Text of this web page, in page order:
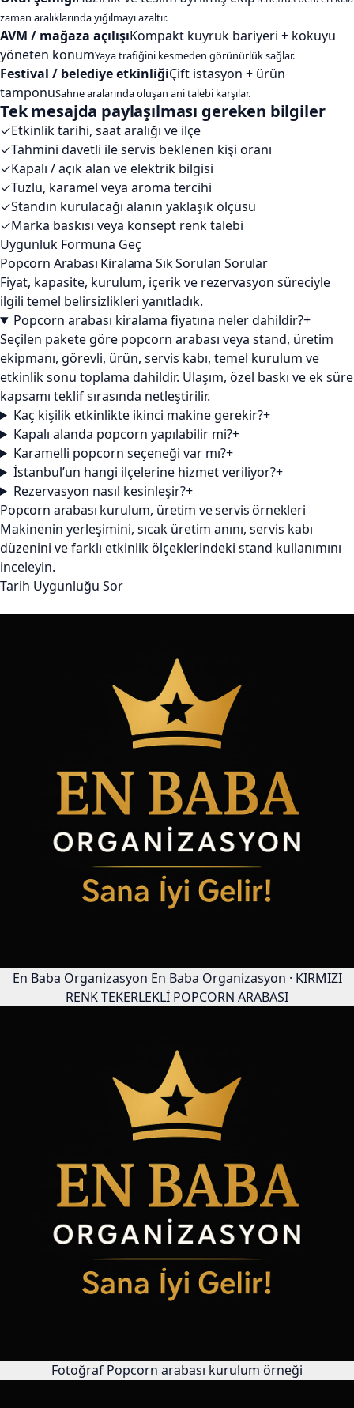
zaman aralıklarında yığılmayı azaltır.
AVM / mağaza açılışıKompakt kuyruk bariyeri + kokuyu
yöneten konumYaya trafiğini kesmeden görünürlük sağlar.
Festival / belediye etkinliğiÇift istasyon + ürün
tamponuSahne aralarında oluşan ani talebi karşılar.
Tek mesajda paylaşılması gereken bilgiler
✓Etkinlik tarihi, saat aralığı ve ilçe
✓Tahmini davetli ile servis beklenen kişi oranı
✓Kapalı / açık alan ve elektrik bilgisi
✓Tuzlu, karamel veya aroma tercihi
✓Standın kurulacağı alanın yaklaşık ölçüsü
✓Marka baskısı veya konsept renk talebi
Uygunluk Formuna Geç
Popcorn Arabası Kiralama Sık Sorulan Sorular
Fiyat, kapasite, kurulum, içerik ve rezervasyon süreciyle
ilgili temel belirsizlikleri yanıtladık.
Popcorn arabası kiralama fiyatına neler dahildir?+
Seçilen pakete göre popcorn arabası veya stand, üretim
ekipmanı, görevli, ürün, servis kabı, temel kurulum ve
etkinlik sonu toplama dahildir. Ulaşım, özel baskı ve ek süre
kapsamı teklif sırasında netleştirilir.
Kaç kişilik etkinlikte ikinci makine gerekir?+
Kapalı alanda popcorn yapılabilir mi?+
Karamelli popcorn seçeneği var mı?+
İstanbul’un hangi ilçelerine hizmet veriliyor?+
Rezervasyon nasıl kesinleşir?+
Popcorn arabası kurulum, üretim ve servis örnekleri
Makinenin yerleşimini, sıcak üretim anını, servis kabı
düzenini ve farklı etkinlik ölçeklerindeki stand kullanımını
inceleyin.
Tarih Uygunluğu Sor
En Baba Organizasyon En Baba Organizasyon · KIRMIZI
RENK TEKERLEKLİ POPCORN ARABASI
Fotoğraf Popcorn arabası kurulum örneği